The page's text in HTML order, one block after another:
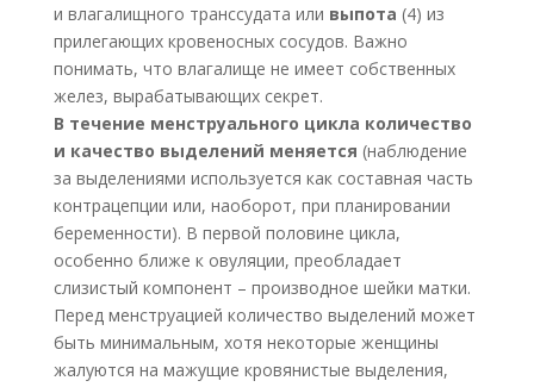
и влагалищного транссудата или выпота (4) из
прилегающих кровеносных сосудов. Важно
понимать, что влагалище не имеет собственных
желез, вырабатывающих секрет.
В течение менструального цикла количество
и качество выделений меняется (наблюдение
за выделениями используется как составная часть
контрацепции или, наоборот, при планировании
беременности). В первой половине цикла,
особенно ближе к овуляции, преобладает
слизистый компонент – производное шейки матки.
Перед менструацией количество выделений может
быть минимальным, хотя некоторые женщины
жалуются на мажущие кровянистые выделения,